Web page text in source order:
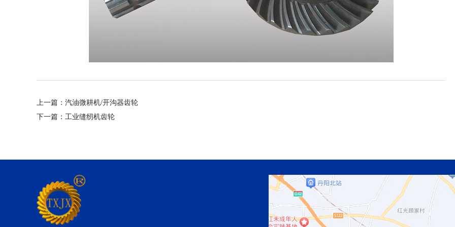
上一篇： 汽油微耕机/开沟器齿轮
下一篇： 工业缝纫机齿轮